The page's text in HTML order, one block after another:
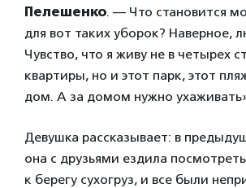
Пелешенко. — Что становится
для вот таких уборок? Наверное,
Чувство, что я живу не в четырех
квартиры, но и этот парк, этот
дом. А за домом нужно
Девушка рассказывает: в
она с друзьями ездила
к берегу сухогруз, и все были